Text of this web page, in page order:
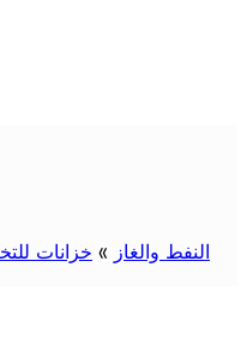
النفط والغاز » خزانات